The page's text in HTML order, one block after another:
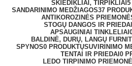
SKIEDIKLIAI, TIRPIKLIAI 5
SANDARINIMO MEDŽIAGOS37
ANTIKOROZINĖS
STOGŲ DANGOS IR PRIEDAI
APSAUGINIAI TINKLELIAI
BALDINĖ, DURŲ, LANGŲ
SPYNOS0 PRODUKTŲSUVIRINIMO
TENTAI IR PRIEDAI 0
LEDO TIRPINIMO